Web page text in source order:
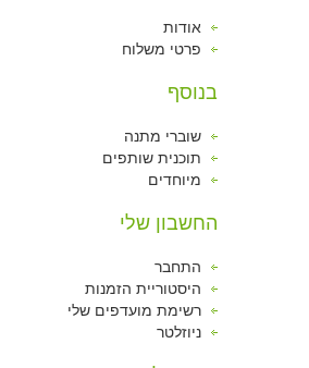
אודות
פרטי משלוח
בנוסף
שוברי מתנה
תוכנית שותפים
מיוחדים
החשבון שלי
התחבר
היסטוריית הזמנות
רשימת מועדפים שלי
ניוזלטר